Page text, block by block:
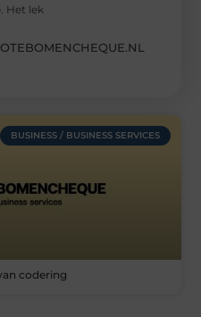
Het lek
BUSINESS / BUSINESS SERVICES
codering